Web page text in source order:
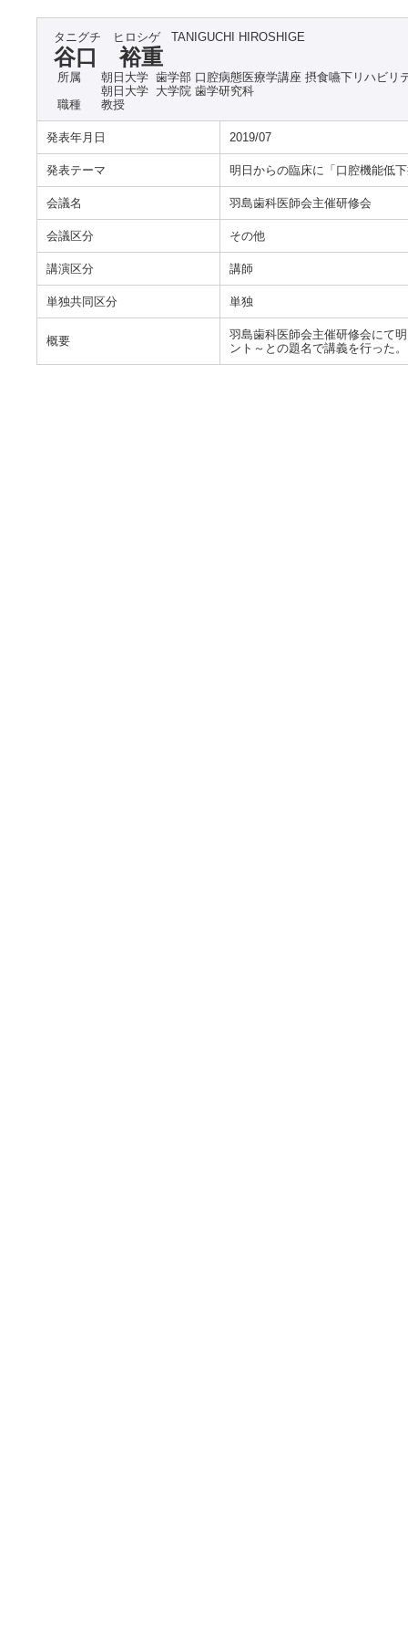
タニグチ ヒロシゲ TANIGUCHI HIROSHIGE
谷口 裕重
所属
朝日大学 歯学部 口腔病態医療学講座 摂食嚥下リハビリ
朝日大学 大学院 歯学研究科
職種
教授
発表年月日 2019/07
発表テーマ 明日からの臨床に「口腔機能低
会議名 羽島歯科医師会主催研修会
会議区分 その他
講演区分 講師
単独共同区分 単独
概要
羽島歯科医師会主催研修会にて
ント～との題名で講義を行った。